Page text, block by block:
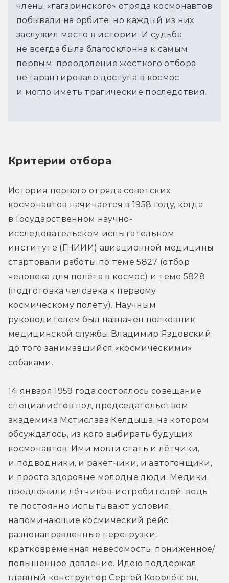
члены «гагаринского» отряда космонавтов
побывали на орбите, но каждый из них
заслужил место в истории. И судьба
не всегда была благосклонна к самым
первым: преодоление жёсткого отбора
не гарантировало доступа в космос
и могло иметь трагические последствия.
Критерии отбора
История первого отряда советских
космонавтов начинается в 1958 году, когда
в Государственном научно-
исследовательском испытательном
институте (ГНИИИ) авиационной медицины
стартовали работы по теме 5827 (отбор
человека для полёта в космос) и теме 5828
(подготовка человека к первому
космическому полёту). Научным
руководителем был назначен полковник
медицинской службы Владимир Яздовский,
до того занимавшийся «космическими»
собаками.
14 января 1959 года состоялось совещание
специалистов под председательством
академика Мстислава Келдыша, на котором
обсуждалось, из кого выбирать будущих
космонавтов. Ими могли стать и лётчики,
и подводники, и ракетчики, и автогонщики,
и просто здоровые молодые люди. Медики
предложили лётчиков-истребителей, ведь
те постоянно испытывают условия,
напоминающие космический рейс:
разнонаправленные перегрузки,
кратковременная невесомость, пониженное/
повышенное давление. Идею поддержал
главный конструктор Сергей Королёв: он,